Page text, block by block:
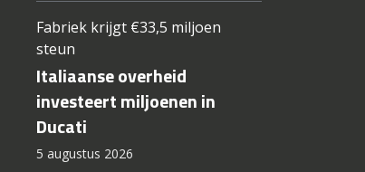
Fabriek krijgt €33,5 miljoen
steun
Italiaanse overheid
investeert miljoenen in
Ducati
5 augustus 2026